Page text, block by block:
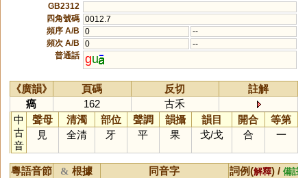
GB2312
四角號碼 0012.7
頻序 A/B
0
--
頻次 A/B
0
--
普通話 gu
《廣韻》 頁碼 反切
註解
瘑
162
古禾
中
古
音
聲母 清濁 部位 聲調 韻攝 韻目 開合
等第
見
全清 牙 平 果 戈/戈 合 一
粵語音節 & 根據 同音字 詞例(解釋) / 備註